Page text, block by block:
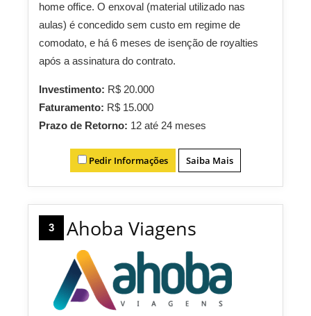
home office. O enxoval (material utilizado nas
aulas) é concedido sem custo em regime de
comodato, e há 6 meses de isenção de royalties
após a assinatura do contrato.
Investimento: R$ 20.000
Faturamento: R$ 15.000
Prazo de Retorno: 12 até 24 meses
Pedir Informações Saiba Mais
3 Ahoba Viagens